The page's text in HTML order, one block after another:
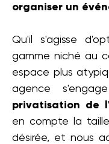
organiser un
Qu'il s'agisse
gamme niché au
espace plus
agence
privatisation de
en compte la
désirée, et nous